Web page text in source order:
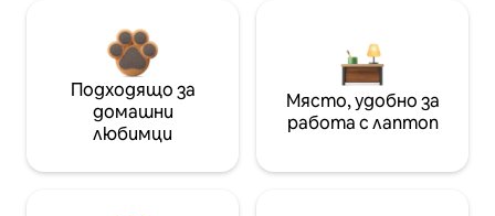
Подходящо за
домашни
любимци
Място, удобно за
работа с лаптоп